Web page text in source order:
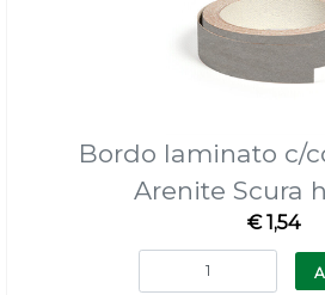
Bordo laminato c/
Arenite Scura
€ 1,54
Quantità